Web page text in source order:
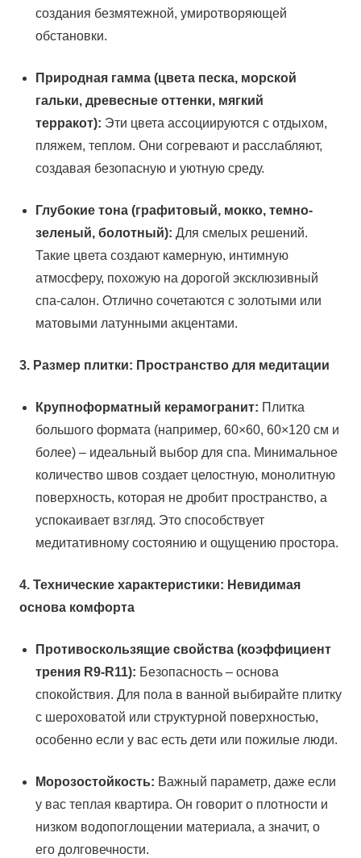
создания безмятежной, умиротворяющей
обстановки.
Природная гамма (цвета песка, морской
гальки, древесные оттенки, мягкий
терракот): Эти цвета ассоциируются с отдыхом,
пляжем, теплом. Они согревают и расслабляют,
создавая безопасную и уютную среду.
Глубокие тона (графитовый, мокко, темно-
зеленый, болотный): Для смелых решений.
Такие цвета создают камерную, интимную
атмосферу, похожую на дорогой эксклюзивный
спа-салон. Отлично сочетаются с золотыми или
матовыми латунными акцентами.
3. Размер плитки: Пространство для медитации
Крупноформатный керамогранит: Плитка
большого формата (например, 60×60, 60×120 см и
более) – идеальный выбор для спа. Минимальное
количество швов создает целостную, монолитную
поверхность, которая не дробит пространство, а
успокаивает взгляд. Это способствует
медитативному состоянию и ощущению простора.
4. Технические характеристики: Невидимая
основа комфорта
Противоскользящие свойства (коэффициент
трения R9-R11): Безопасность – основа
спокойствия. Для пола в ванной выбирайте плитку
с шероховатой или структурной поверхностью,
особенно если у вас есть дети или пожилые люди.
Морозостойкость: Важный параметр, даже если
у вас теплая квартира. Он говорит о плотности и
низком водопоглощении материала, а значит, о
его долговечности.